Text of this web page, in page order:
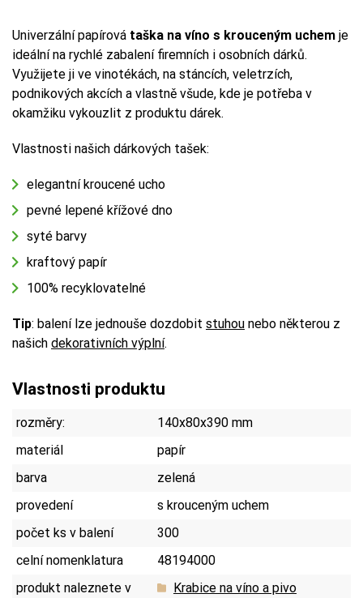
Univerzální papírová taška na víno s krouceným uchem je
ideální na rychlé zabalení firemních i osobních dárků.
Využijete ji ve vinotékách, na stáncích, veletrzích,
podnikových akcích a vlastně všude, kde je potřeba v
okamžiku vykouzlit z produktu dárek.
Vlastnosti našich dárkových tašek:
elegantní kroucené ucho
pevné lepené křížové dno
syté barvy
kraftový papír
100% recyklovatelné
Tip: balení lze jednouše dozdobit stuhou nebo některou z
našich dekorativních výplní.
Vlastnosti produktu
rozměry:
140x80x390 mm
materiál
papír
barva
zelená
provedení
s krouceným uchem
počet ks v balení
300
celní nomenklatura
48194000
produkt naleznete v
Krabice na víno a pivo